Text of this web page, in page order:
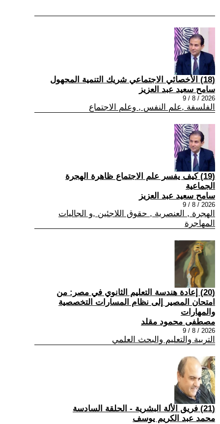
(18) الأخصائي الاجتماعي شريك التنمية المجهول
سامح سعيد عبد العزيز
2026 / 8 / 9
الفلسفة ,علم النفس , وعلم الاجتماع
(19) كيف يفسر علم الاجتماع ظاهرة الهجرة
الجماعية
سامح سعيد عبد العزيز
2026 / 8 / 9
الهجرة , العنصرية , حقوق اللاجئين ,و الجاليات
المهاجرة
(20) إعادة هندسة التعليم الثانوي في مصر: من
امتحان المصير إلى نظام المسارات التخصصية
والمهارات
مصطفى محمود مقلد
2026 / 8 / 9
التربية والتعليم والبحث العلمي
(21) فريق الألة البشرية - الحلقة السادسة
محمد عبد الكريم يوسف